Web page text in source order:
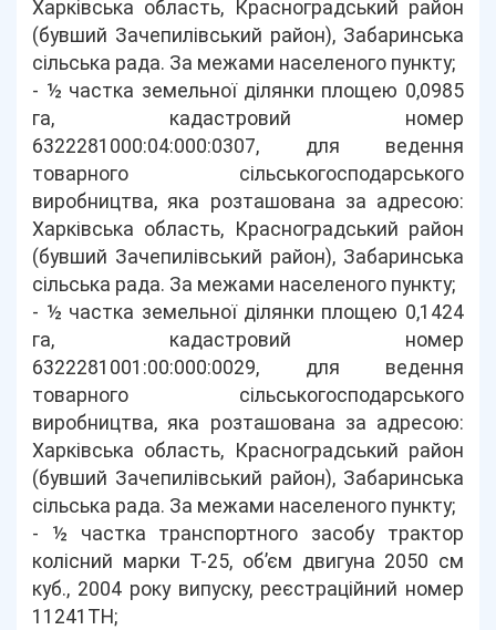
Харківська область, Красноградський район
(бувший Зачепилівський район), Забаринська
сільська рада. За межами населеного пункту;
- ½ частка земельної ділянки площею 0,0985
га, кадастровий номер
6322281000:04:000:0307, для ведення
товарного сільськогосподарського
виробництва, яка розташована за адресою:
Харківська область, Красноградський район
(бувший Зачепилівський район), Забаринська
сільська рада. За межами населеного пункту;
- ½ частка земельної ділянки площею 0,1424
га, кадастровий номер
6322281001:00:000:0029, для ведення
товарного сільськогосподарського
виробництва, яка розташована за адресою:
Харківська область, Красноградський район
(бувший Зачепилівський район), Забаринська
сільська рада. За межами населеного пункту;
- ½ частка транспортного засобу трактор
колісний марки Т-25, об’єм двигуна 2050 см
куб., 2004 року випуску, реєстраційний номер
11241ТН;